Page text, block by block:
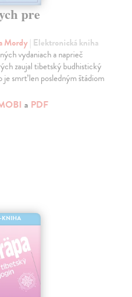
pre
Mordy| Elektronická kniha
vydaniach a naprieč
zaujal tibetský budhistický
je smrť len posledným štádiom
a PDF
KNIHA